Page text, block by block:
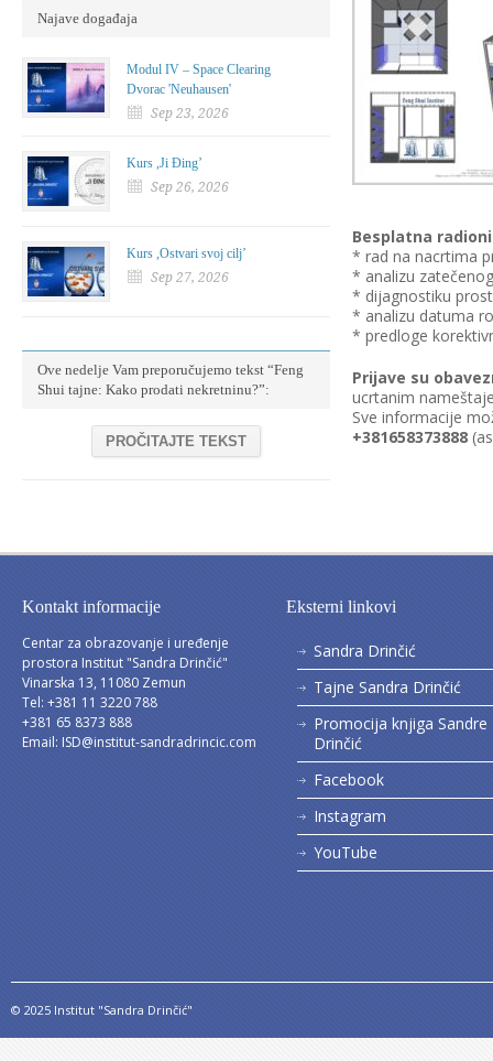
Besplatna
* rad na nacrtima
* analizu
* dijagnostiku
* analizu datuma
* predloge
Prijave su
ucrtanim
Sve informacije
+381658373888
Najave događaja
Modul IV – Space Clearing
Dvorac 'Neuhausen'
Sep 23, 2026
Kurs ,Ji Đing’
Sep 26, 2026
Kurs ,Ostvari svoj cilj’
Sep 27, 2026
Ove nedelje Vam preporučujemo tekst “Feng
Shui tajne: Kako prodati nekretninu?”:
PROČITAJTE TEKST
Kontakt informacije
Centar za obrazovanje i uređenje
prostora Institut "Sandra Drinčić"
Vinarska 13, 11080 Zemun
Tel: +381 11 3220 788
+381 65 8373 888
Email: ISD@institut-sandradrincic.com
Eksterni linkovi
Sandra Drinčić
Tajne Sandra Drinčić
Promocija knjiga Sandre
Drinčić
Facebook
Instagram
YouTube
© 2025 Institut "Sandra Drinčić"